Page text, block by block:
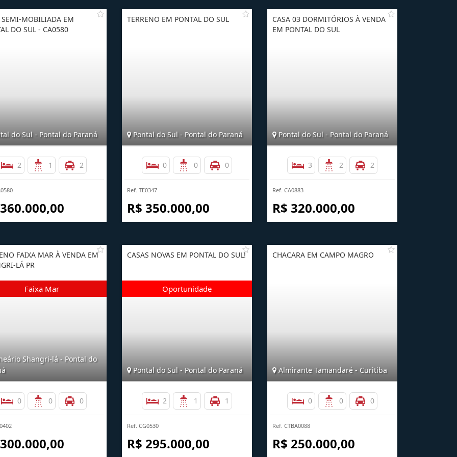
SEMI-MOBILIADA EM
DO SUL - CA0580
do Sul - Pontal do Paraná
2 1 2
TERRENO EM PONTAL DO SUL
Pontal do Sul - Pontal do Paraná
0 0 0
Ref. TE0347
R$ 350.000,00
CASA 03 DORMITÓRIOS À VENDA
EM PONTAL DO SUL
Pontal do Sul - Pontal do Paraná
3 2 2
Ref. CA0883
R$ 320.000,00
FAIXA MAR À VENDA EM
LÁ PR
Shangri-lá - Pontal do
0 0 0
CASAS NOVAS EM PONTAL DO SUL!
Pontal do Sul - Pontal do Paraná
2 1 1
Ref. CG0530
R$ 295.000,00
CHACARA EM CAMPO MAGRO
Almirante Tamandaré - Curitiba
0 0 0
Ref. CTBA0088
R$ 250.000,00